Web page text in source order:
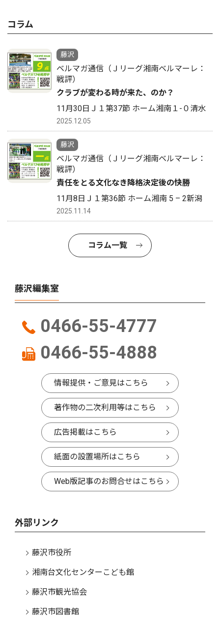
コラム
藤沢
ベルマガ通信（Ｊリーグ湘南ベルマーレ：
戦評）
クラブが変わる時が来た、のか？
11月30日Ｊ１第37節 ホーム湘南１-０清水
2025.12.05
藤沢
ベルマガ通信（Ｊリーグ湘南ベルマーレ：
戦評）
責任をとる文化なき降格決定後の快勝
11月8日Ｊ１第36節 ホーム湘南 5 – 2新潟
2025.11.14
コラム一覧
藤沢編集室
0466-55-4777
0466-55-4888
情報提供・ご意見はこちら
著作物の二次利用等はこちら
広告掲載はこちら
紙面の設置場所はこちら
Web版記事のお問合せはこちら
外部リンク
藤沢市役所
湘南台文化センターこども館
藤沢市観光協会
藤沢市図書館